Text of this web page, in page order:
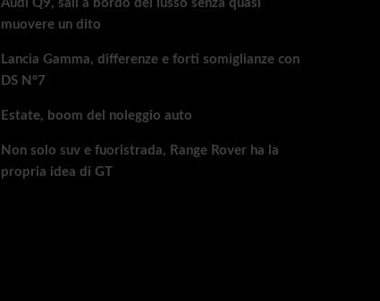
Audi Q9, sali a bordo del lusso senza quasi
muovere un dito
Lancia Gamma, differenze e forti somiglianze con
DS N°7
Estate, boom del noleggio auto
Non solo suv e fuoristrada, Range Rover ha la
propria idea di GT